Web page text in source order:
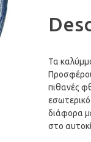
Τα
πιθανές
διάφορα
στο